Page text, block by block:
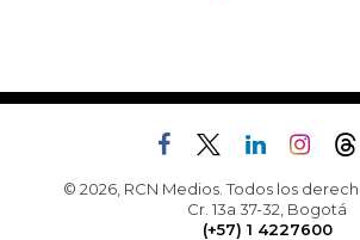
© 2026, RCN Medios. Todos los
Cr. 13a 37-32, Bogotá
(+57) 1 4227600